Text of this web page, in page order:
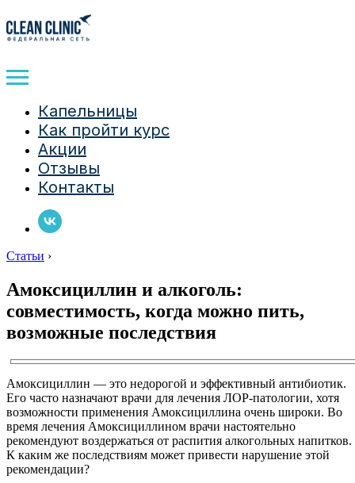
Капельницы
Как пройти курс
Акции
Отзывы
Контакты
Статьи ›
Амоксициллин и алкоголь:
совместимость, когда можно пить,
возможные последствия
Амоксициллин — это недорогой и эффективный антибиотик.
Его часто назначают врачи для лечения ЛОР-патологии, хотя
возможности применения Амоксициллина очень широки. Во
время лечения Амоксициллином врачи настоятельно
рекомендуют воздержаться от распития алкогольных напитков.
К каким же последствиям может привести нарушение этой
рекомендации?